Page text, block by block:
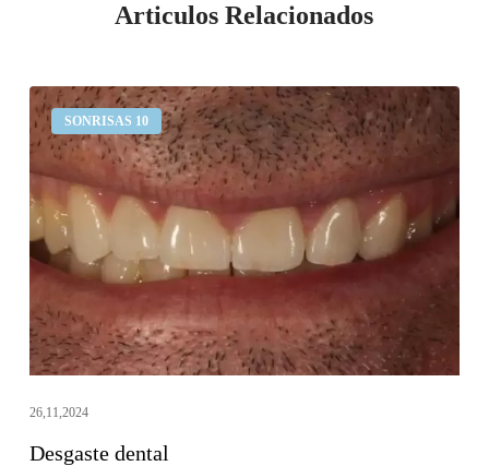
Articulos Relacionados
SONRISAS 10
Desgaste
dental
26,11,2024
Desgaste dental